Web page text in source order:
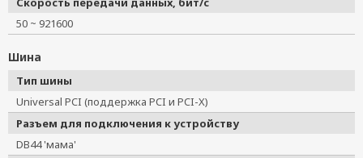
50 ~ 921600
Шина
Тип шины
Universal PCI (поддержка PCI и PCI-X)
Разъем для подключения к устройству
DB44 'мама'